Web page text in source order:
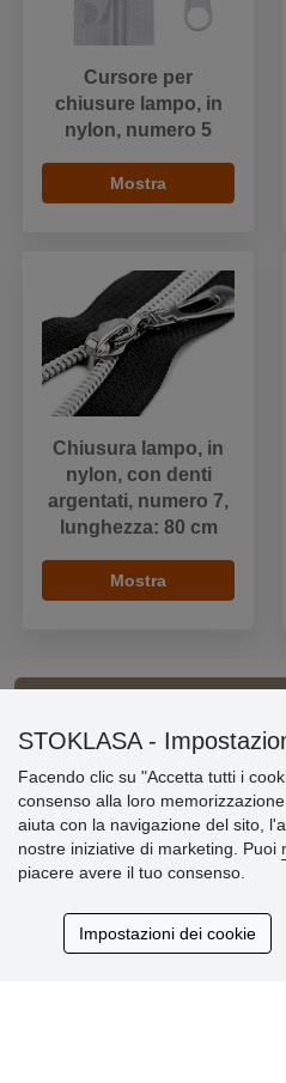
Cursore per
chiusure lampo, in
nylon, numero 5
Mostra
Chiusura lampo, in
nylon, con denti
argentati, numero 7,
lunghezza: 80 cm
Mostra
Informazioni importanti
» Impostazioni dei cookie
» Termini & Condizioni
» Informativa sulla Privacy
» Consegna e pagamento
» Garanzia e resi
STOKLASA -
Facendo clic su "Accetta tutti i
consenso alla loro
aiuta con la navigazione del sito,
nostre iniziative di marketing. Puoi
piacere avere il tuo consenso.
Impostazioni dei cookie